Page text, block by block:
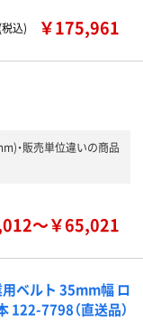
込) ￥175,961
・販売単位違いの商品
～￥65,021
ベルト 35mm幅 ロ
122-7798（直送品）